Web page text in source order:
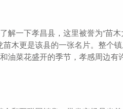
一下孝昌县，这里被誉为“苗
木更是该县的一张名片。整个
油菜花盛开的季节，孝感周边有